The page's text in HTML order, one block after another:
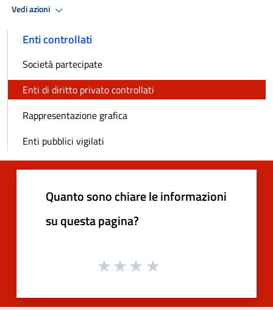
Vedi azioni
Enti controllati
Società partecipate
Enti di diritto privato controllati
Rappresentazione grafica
Enti pubblici vigilati
Quanto sono chiare le informazioni
su questa pagina?